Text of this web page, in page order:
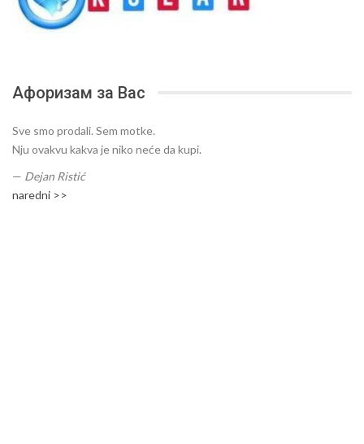
Афоризам за Вас
Sve smo prodali. Sem motke.
Nju ovakvu kakva je niko neće da kupi.
— Dejan Ristić
naredni >>